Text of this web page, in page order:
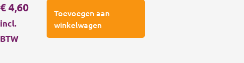
€4,60
incl.
BTW
Toevoegen aan
winkelwagen